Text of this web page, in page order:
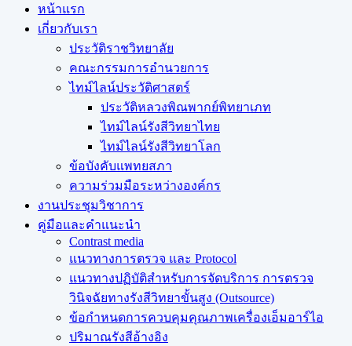
หน้าแรก
เกี่ยวกับเรา
ประวัติราชวิทยาลัย
คณะกรรมการอำนวยการ
ไทม์ไลน์ประวัติศาสตร์
ประวัติหลวงพิณพากย์พิทยาเภท
ไทม์ไลน์รังสีวิทยาไทย
ไทม์ไลน์รังสีวิทยาโลก
ข้อบังคับแพทยสภา
ความร่วมมือระหว่างองค์กร
งานประชุมวิชาการ
คู่มือและคำแนะนำ
Contrast media
แนวทางการตรวจ และ Protocol
แนวทางปฏิบัติสำหรับการจัดบริการ การตรวจ
วินิจฉัยทางรังสีวิทยาขั้นสูง (Outsource)
ข้อกำหนดการควบคุมคุณภาพเครื่องเอ็มอาร์ไอ
ปริมาณรังสีอ้างอิง